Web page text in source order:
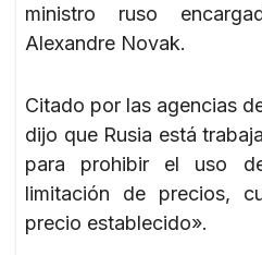
ministro ruso
Alexandre Novak.
Citado por las agencias
dijo que Rusia está
para prohibir el uso
limitación de precios,
precio establecido».